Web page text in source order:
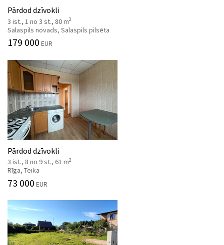
Pārdod dzīvokli
3 ist., 1 no 3 st., 80 m2
Salaspils novads, Salaspils pilsēta
179 000 EUR
Pārdod dzīvokli
3 ist., 8 no 9 st., 61 m2
Rīga, Teika
73 000 EUR